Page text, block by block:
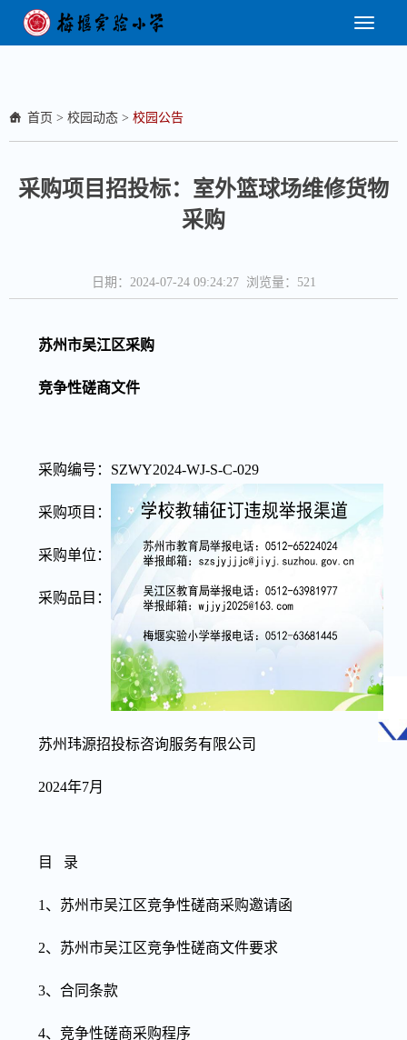
首页 > 校园动态 > 校园公告
采购项目招投标：室外篮球场维修货物
采购
日期：2024-07-24 09:24:27 浏览量： 521
苏州市吴江区采购
竞争性磋商文件
采购编号：SZWY2024-WJ-S-C-029
采购项目：室外篮球场维修货物采购
采购单位：苏州市吴江区梅堰实验小学
采购品目：货物类
苏州玮源招投标咨询服务有限公司
2024年7月
目 录
1 、苏州市吴江区竞争性磋商采购邀请函
2、苏州市吴江区竞争性磋商文件要求
3、合同条款
4、竞争性磋商采购程序